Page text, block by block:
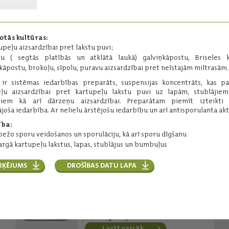
kultūras:
aizsardzībai pret lakstu puvi;
( segtās platībās un atklātā laukā) galviņkāpostu, Briseles
brokoļu, sīpolu, puravu aizsardzībai pret neīstajām miltrasām.
ir sistēmas iedarbības preparāts, suspensijas koncentrāts, kas
aizsardzībai pret kartupeļu lakstu puvi uz lapām,
kā arī dārzeņu aizsardzībai. Preparātam piemīt izteikti
iedarbība. Ar nelielu ārstējošu iedarbību un arī antisporulanta
sporu veidošanos un sporulāciju, kā arī sporu dīgšanu
kartupeļu lakstus, lapas, stublājus un bumbuļus
DROŠĪBAS DATU LAPA
Iepakojums:200 g
Ražotājs:BASF
Lasīt vairāk
Infinito
Sistēmas iedarbības fungicīds.
propamokarbs - 523,8 g/l
propamokarba hidrohlorīds - 625